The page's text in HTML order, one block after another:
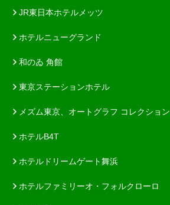
JR東日本ホテルメッツ
ホテルニューグランド
和のゐ 角館
東京ステーションホテル
メズム東京、オートグラフ コレクション
ホテルB4T
ホテルドリームゲート舞浜
ホテルファミリーオ・フォルクローロ